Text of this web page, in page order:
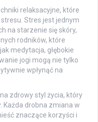
relaksacyjne, które
Stres jest jednym
na starzenie się skóry,
rodników, które
medytacja, głębokie
jogi mogą nie tylko
wpłynąć na
zdrowy styl życia, który
Każda drobna zmiana w
znaczące korzyści i